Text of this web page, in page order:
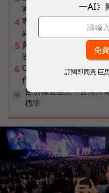
害的大型店！為何把餐廳
4 專訪｜進貨沒變快，
副總揭比拚速度更棘手的
5 黃仁勳兆元宴永遠站最
憑什麼讓台達電被市場重
6 Gemini Spark完整教學
作流程，3個超實用情境
PR
告別極速迷思！台灣大
標準
一AI》
訂閱即同意 巨